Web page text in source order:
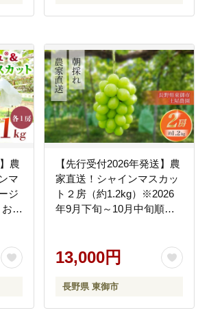
農
マ
ジ
ぎ
【先行受付2026年発送】農
家直送！シャインマスカッ
ト２房（約1.2kg）※2026
年9月下旬～10月中旬順次
13,000円
長野県 東御市